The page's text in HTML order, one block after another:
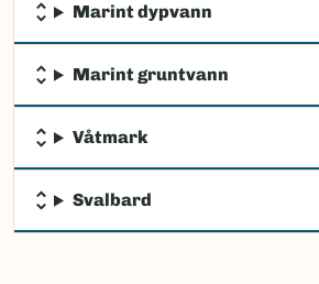
Marint dypvann
Marint gruntvann
Våtmark
Svalbard